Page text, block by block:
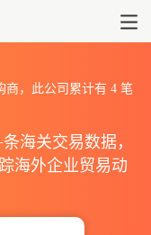
商，此公司累计有 4 笔
海关交易数据，
海外企业贸易动